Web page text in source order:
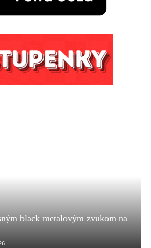
black metalovým zvukom na